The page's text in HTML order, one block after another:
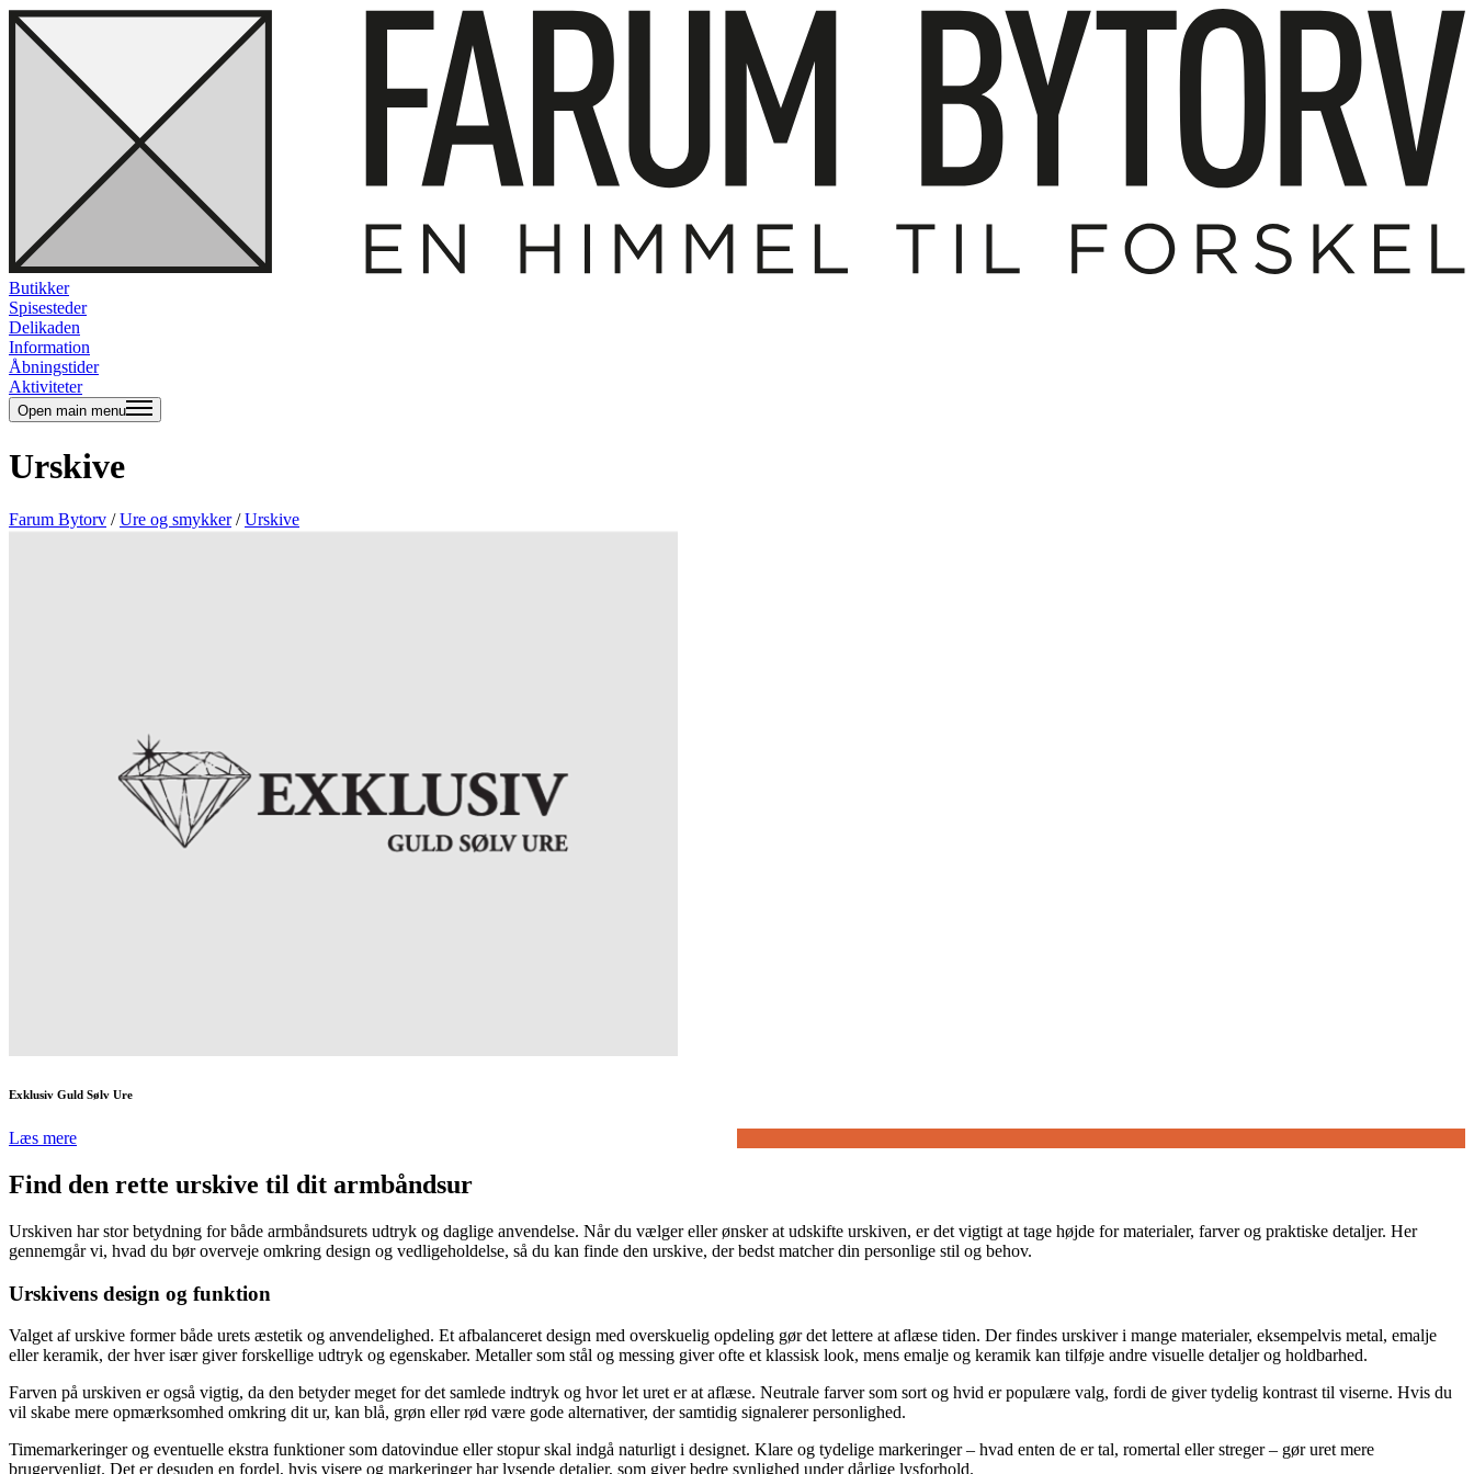
Butikker
Spisesteder
Delikaden
Information
Åbningstider
Aktiviteter
Open main menu
Urskive
Farum Bytorv /Ure og smykker/Urskive
Exklusiv Guld Sølv Ure
Læs mere
Find den rette urskive til dit armbåndsur
Urskiven har stor betydning for både armbåndsurets udtryk og daglige anvendelse. Når du vælger eller ønsker at udskifte urskiven, er det vigtigt at tage højde for materialer, farver og praktiske detaljer. Her
gennemgår vi, hvad du bør overveje omkring design og vedligeholdelse, så du kan finde den urskive, der bedst matcher din personlige stil og behov.
Urskivens design og funktion
Valget af urskive former både urets æstetik og anvendelighed. Et afbalanceret design med overskuelig opdeling gør det lettere at aflæse tiden. Der findes urskiver i mange materialer, eksempelvis metal, emalje
eller keramik, der hver især giver forskellige udtryk og egenskaber. Metaller som stål og messing giver ofte et klassisk look, mens emalje og keramik kan tilføje andre visuelle detaljer og holdbarhed.
Farven på urskiven er også vigtig, da den betyder meget for det samlede indtryk og hvor let uret er at aflæse. Neutrale farver som sort og hvid er populære valg, fordi de giver tydelig kontrast til viserne. Hvis du
vil skabe mere opmærksomhed omkring dit ur, kan blå, grøn eller rød være gode alternativer, der samtidig signalerer personlighed.
Timemarkeringer og eventuelle ekstra funktioner som datovindue eller stopur skal indgå naturligt i designet. Klare og tydelige markeringer – hvad enten de er tal, romertal eller streger – gør uret mere
brugervenligt. Det er desuden en fordel, hvis visere og markeringer har lysende detaljer, som giver bedre synlighed under dårlige lysforhold.